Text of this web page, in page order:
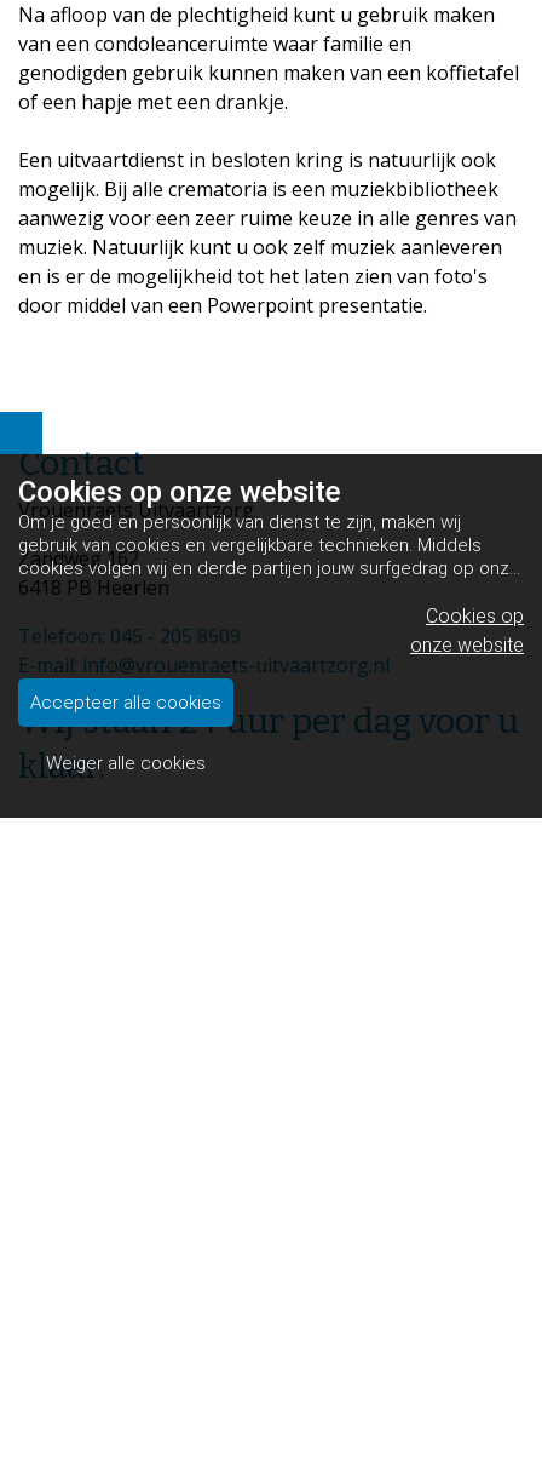
Na afloop van de plechtigheid kunt u gebruik maken
van een condoleanceruimte waar familie en
genodigden gebruik kunnen maken van een koffietafel
of een hapje met een drankje.
Een uitvaartdienst in besloten kring is natuurlijk ook
mogelijk. Bij alle crematoria is een muziekbibliotheek
aanwezig voor een zeer ruime keuze in alle genres van
muziek. Natuurlijk kunt u ook zelf muziek aanleveren
en is er de mogelijkheid tot het laten zien van foto's
door middel van een Powerpoint presentatie.
Contact
Vrouenraets Uitvaartzorg
Zandweg 162
6418 PB Heerlen
Telefoon: 045 - 205 8509
E-mail: info@vrouenraets-uitvaartzorg.nl
Wij staan 24 uur per dag voor u
klaar.
Cookies op onze website
Om je goed en persoonlijk van dienst te zijn, maken wij
gebruik van cookies en vergelijkbare technieken. Middels
cookies volgen wij en derde partijen jouw surfgedrag op onze
website. Hiermee tonen wij gepersonaliseerde advertenties
en dit maakt het voor jou mogelijk om informatie te delen via
social media.Bekijk ons cookiebeleid
Cookies op
onze website
Accepteer alle cookies
Weiger alle cookies